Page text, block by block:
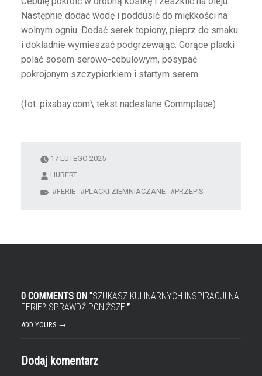
Następnie dodać wodę i poddusić do miękkości na
wolnym ogniu. Dodać serek topiony, pieprz do smaku
i dokładnie wymieszać podgrzewając. Gorące placki
polać sosem serowo-cebulowym, posypać
pokrojonym szczypiorkiem i startym serem.
(fot. pixabay.com\ tekst nadesłane Commplace)
17 LUTEGO 2025
HUBERT
FERIE
PLACKI ZIEMNIACZANE PRZEPIS
0 COMMENTS ON “SZUKASZ KULINARNYCH INSPIRACJI NA
FERIE? SPRAWDŹ PONIŻSZE!”
ADD YOURS →
Dodaj komentarz